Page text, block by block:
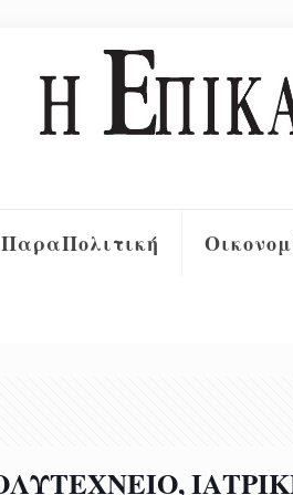
ΠαραΠολιτική